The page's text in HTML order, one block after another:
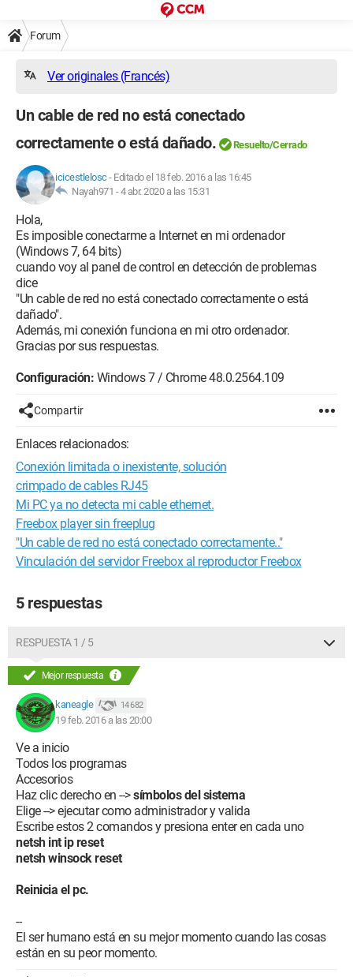
Forum
Ver originales (Francés)
Un cable de red no está conectado
correctamente o está dañado.
Resuelto/Cerrado
icicestlelosc- Editado el 18 feb. 2016 a las 16:45
Nayah971 -4 abr. 2020 a las 15:31
Hola,
Es imposible conectarme a Internet en mi ordenador
(Windows 7, 64 bits)
cuando voy al panel de control en detección de problemas
dice
"Un cable de red no está conectado correctamente o está
dañado".
Además, mi conexión funciona en mi otro ordenador.
Gracias por sus respuestas.
Configuración: Windows 7 / Chrome 48.0.2564.109
Compartir
Enlaces relacionados:
Conexión limitada o inexistente, solución
crimpado de cables RJ45
Mi PC ya no detecta mi cable ethernet.
Freebox player sin freeplug
"Un cable de red no está conectado correctamente.."
Vinculación del servidor Freebox al reproductor Freebox
5 respuestas
RESPUESTA 1 / 5
Mejor respuesta
kaneagle 14 682
19 feb. 2016 a las 20:00
Ve a inicio
Todos los programas
Accesorios
Haz clic derecho en -->símbolos del sistema
Elige --> ejecutar como administrador y valida
Escribe estos 2 comandos y presiona enter en cada uno
netsh int ip reset
netsh winsock reset
Reinicia el pc.
--
El ser humano está en su mejor momento cuando las cosas
están en su peor momento.